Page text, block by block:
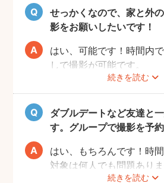
お願いいたします。
また、有料施設の場合、
入場費などはお客様のご
ご了承ください。
せっかくなので、家と外
影をお願いしたいです！
続きを読む
はい、可能です！時間内
しで撮影が可能です。
撮影をスムーズに進行さ
その旨をフォトグラファ
ると幸いです。
ダブルデートなど友達と
す。グループで撮影を予
続きを読む
はい、もちろんです！時
対象は何人でも問題ありま
追加料金も一切なしで、